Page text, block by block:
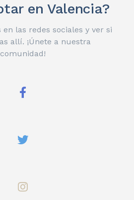
en Valencia?
en las redes sociales y ver si
allí. ¡Únete a nuestra
comunidad!